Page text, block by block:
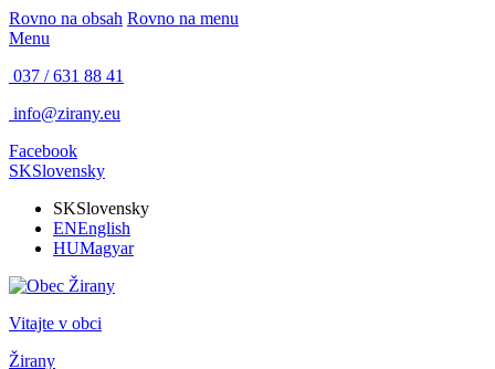
Rovno na obsah Rovno na menu
Menu
037 / 631 88 41
info@zirany.eu
Facebook
SKSlovensky
SKSlovensky
ENEnglish
HUMagyar
Vitajte v obci
Žirany